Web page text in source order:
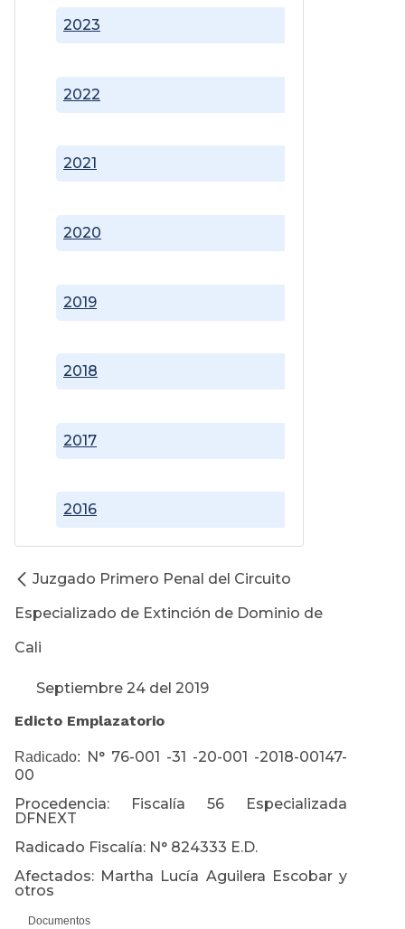
2016
2017
2018
2019
2020
2021
2022
2023
Juzgado Primero Penal del Circuito
Especializado de Extinción de Dominio de
Cali
Septiembre 24 del 2019
Edicto Emplazatorio
Radicado: N° 76-001 -31 -20-001 -2018-00147-
00
Procedencia: Fiscalía 56 Especializada
DFNEXT
Radicado Fiscalía: N° 824333 E.D.
Afectados: Martha Lucía Aguilera Escobar y
otros
Documentos